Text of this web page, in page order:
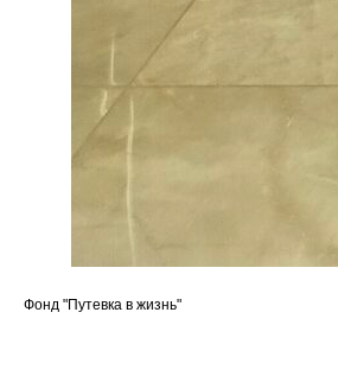
Фонд "Путевка в жизнь"